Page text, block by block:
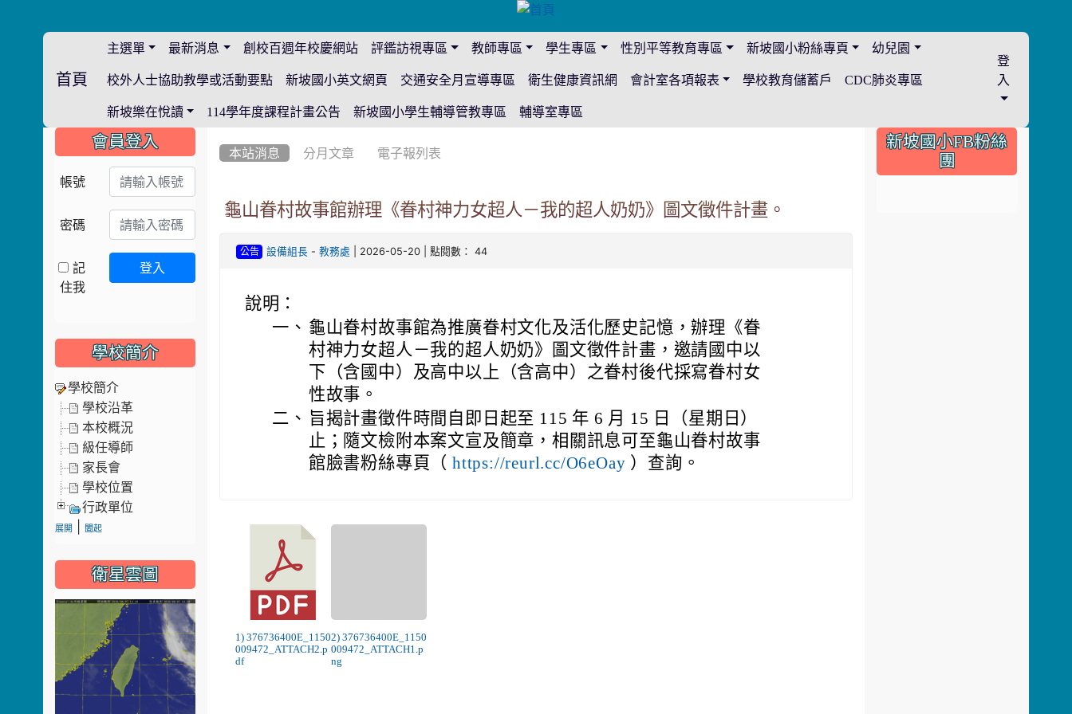
首頁
主選單 最新消息 創校百週年校慶網站 評鑑訪視專區 教師專區 學生專區 性別平等教育專區 新坡國小粉絲專頁 幼兒園
校外人士協助教學或活動要點 新坡國小英文網頁 交通安全月宣導專區 衛生健康資訊網 會計室各項報表 學校教育儲蓄戶 CDC肺炎專區
新坡樂在悅讀 114學年度課程計畫公告 新坡國小學生輔導管教專區 輔導室專區
登
入
本站消息 分月文章 電子報列表
龜山眷村故事館辦理《眷村神力女超人－我的超人奶奶》圖文徵件計畫。
公告 設備組長 -教務處 | 2026-05-20 | 點閱數： 44
說明：
一、 龜山眷村故事館為推廣眷村文化及活化歷史記憶，辦理《眷
村神力女超人－我的超人奶奶》圖文徵件計畫，邀請國中以
下（含國中）及高中以上（含高中）之眷村後代採寫眷村女
性故事。
二、 旨揭計畫徵件時間自即日起至 115 年 6 月 15 日（星期日）
止；隨文檢附本案文宣及簡章，相關訊息可至龜山眷村故事
館臉書粉絲專頁（https://reurl.cc/O6eOay ）查詢。
1) 376736400E_1150
009472_ATTACH2.p
df
2) 376736400E_1150
009472_ATTACH1.p
ng
::: 會員登入
帳號
密碼
記
住我
登入
學校簡介
學校簡介
學校沿革
本校概況
級任導師
家長會
學校位置
行政單位
展開 闔起
衛星雲圖
:::
新坡國小FB粉絲
團